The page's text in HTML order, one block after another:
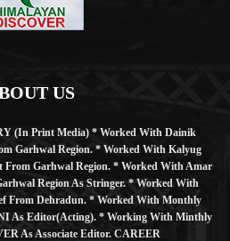
US
(in Print Media) * Worked With Dainik
Garhwal Region. * Worked With Kalyug
From Garhwal Region. * Worked With Amar
Region As Stringer. * Worked With
From Dehradun. * Worked With Monthly
As Editor(Acting). * Working With Minthly
As Associate Editor. CAREER